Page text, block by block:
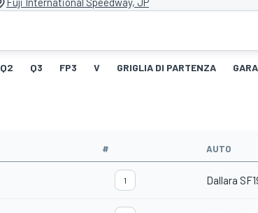
WEC
Q2 Q3 FP3 V GRIGLIA DI PARTENZA GARA
# AUTO
1 Dallara